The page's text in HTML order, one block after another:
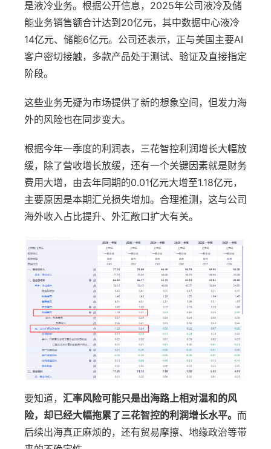
是液冷业务。根据公开信息，2025年公司液冷及储
能业务销售额合计达到20亿元，其中数据中心液冷
14亿元、储能6亿元。公司还表示，正与美国主要AI
客户密切接触，多款产品处于测试、验证及直接指定
阶段。
这些业务无疑为市场提供了新的想象空间，但发力海
外的风险也在同步变大。
根据今年一季度的利润表，三花智控利润增长大幅放
缓，除了营收增长放缓，还有一个关键因素就是财务
费用大增，由去年同期的0.01亿元大增至1.18亿元，
主要原因是本期汇兑损失增加。合理推测，这与公司
海外收入占比提升、外汇敞口扩大有关。
要知道， 汇率风险可能只是出海路上相对温和的风
险，却已经大幅拖累了三花智控的利润增长水平。 而
后续出海真正麻烦的，还有贸易摩擦、地缘政治等带